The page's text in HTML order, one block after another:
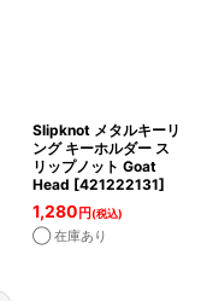
Slipknot メタルキーリ
ング キーホルダー ス
リップノット Goat
Head [421222131]
1,280 円(税込)
◯ 在庫あり